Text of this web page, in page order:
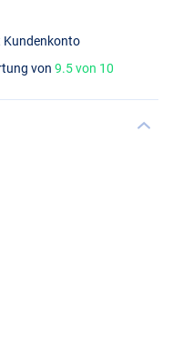
Kundenkonto
von9.5 von 10